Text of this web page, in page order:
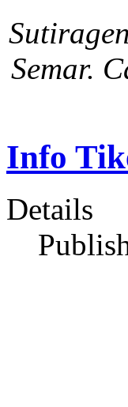
Semar.
Info
Details